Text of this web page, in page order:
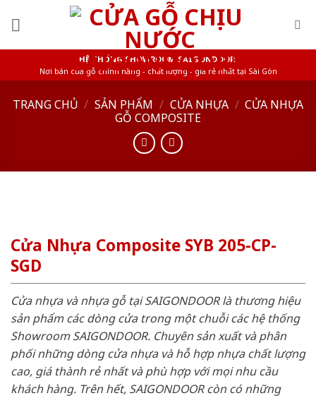
HỆ THỐNG SHOWROOM SAIGONDOOR
Nơi bán cửa gỗ chính hãng - chất lượng - giá rẻ nhất tại Sài Gòn
TRANG CHỦ / SẢN PHẨM / CỬA NHỰA / CỬA NHỰA
GỖ COMPOSITE
Cửa Nhựa Composite SYB 205-CP-
SGD
Cửa nhựa và nhựa gỗ tại SAIGONDOOR là thương hiệu
sản phẩm các dòng cửa trong một chuỗi các hệ thống
Showroom SAIGONDOOR. Chuyên sản xuất và phân
phối những dòng cửa nhựa và hỗ hợp nhựa chất lượng
cao, giá thành rẻ nhất và phù hợp với mọi nhu cầu
khách hàng. Trên hết, SAIGONDOOR còn có những